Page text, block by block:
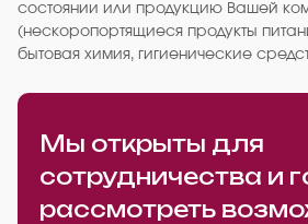
состоянии или продукцию Вашей
(нескоропортящиеся продукты
бытовая химия, гигиенические
Мы открыты для
сотрудничества и
рассмотреть